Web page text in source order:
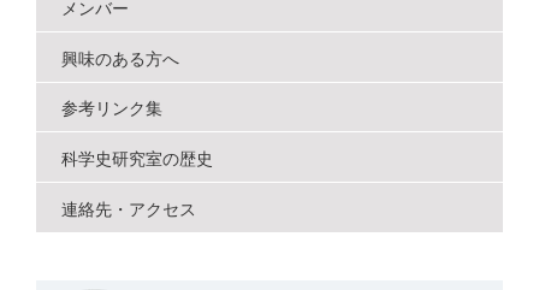
メンバー
興味のある方へ
参考リンク集
科学史研究室の歴史
連絡先・アクセス